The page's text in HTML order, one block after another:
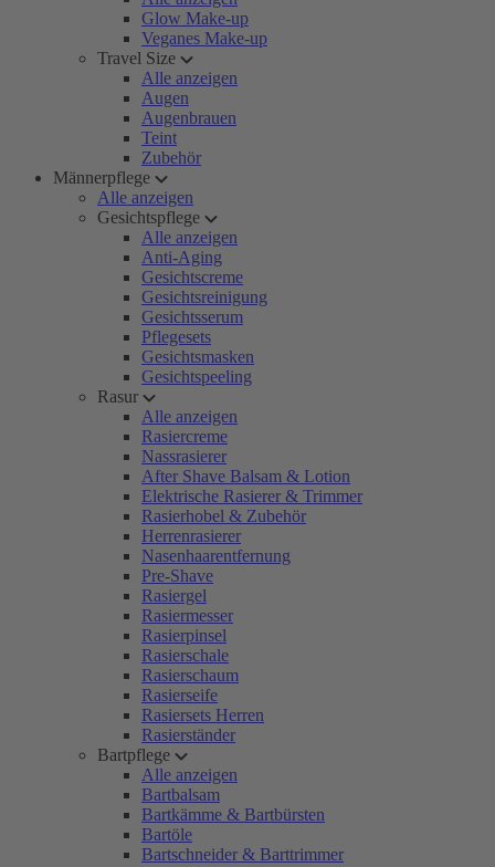
Glow Make-up
Veganes Make-up
Travel Size
Alle anzeigen
Augen
Augenbrauen
Teint
Zubehör
Männerpflege
Alle anzeigen
Gesichtspflege
Alle anzeigen
Anti-Aging
Gesichtscreme
Gesichtsreinigung
Gesichtsserum
Pflegesets
Gesichtsmasken
Gesichtspeeling
Rasur
Alle anzeigen
Rasiercreme
Nassrasierer
After Shave Balsam & Lotion
Elektrische Rasierer & Trimmer
Rasierhobel & Zubehör
Herrenrasierer
Nasenhaarentfernung
Pre-Shave
Rasiergel
Rasiermesser
Rasierpinsel
Rasierschale
Rasierschaum
Rasierseife
Rasiersets Herren
Rasierständer
Bartpflege
Alle anzeigen
Bartbalsam
Bartkämme & Bartbürsten
Bartöle
Bartschneider & Barttrimmer